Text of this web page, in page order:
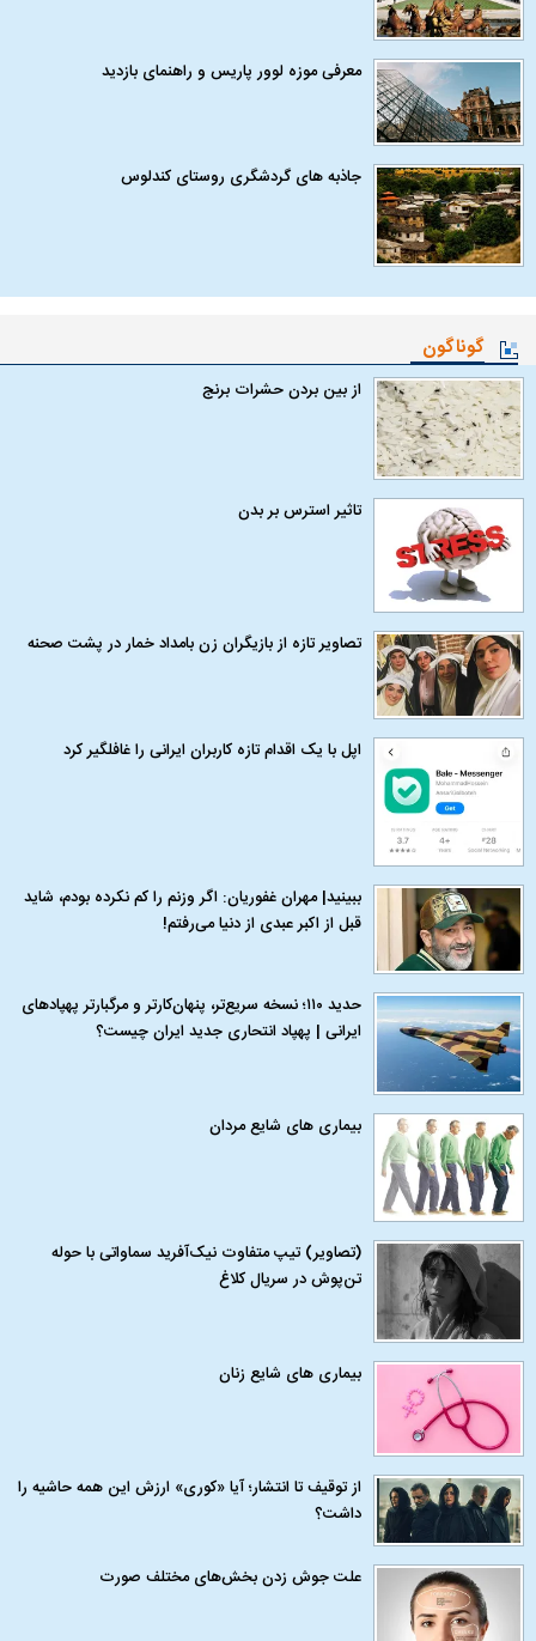
معرفی موزه لوور پاریس و راهنمای بازدید
جاذبه های گردشگری روستای کندلوس
گوناگون
از بین بردن حشرات برنج
تاثیر استرس بر بدن
تصاویر تازه از بازیگران زن بامداد خمار در پشت صحنه
اپل با یک اقدام تازه کاربران ایرانی را غافلگیر کرد
ببینید| مهران غفوریان: اگر وزنم را کم نکرده بودم، شاید
قبل از اکبر عبدی از دنیا می‌رفتم!
حدید ۱۱۰؛ نسخه سریع‌تر، پنهان‌کارتر و مرگبارتر پهپادهای
ایرانی | پهپاد انتحاری جدید ایران چیست؟
بیماری‌ های شایع مردان
(تصاویر) تیپ متفاوت نیک‌آفرید سماواتی با حوله
تن‌پوش در سریال کلاغ
بیماری‌ های شایع زنان
از توقیف تا انتشار؛ آیا «کوری» ارزش این همه حاشیه را
داشت؟
علت جوش زدن بخش‌های مختلف صورت